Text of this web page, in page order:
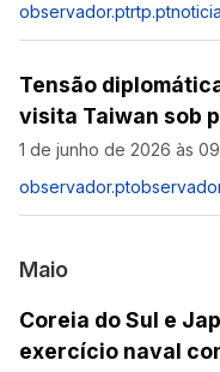
observador.ptrtp.pt
Tensão
visita Taiwan sob
1 de junho de 2026 às
observador.pt
Maio
Coreia do Sul e
exercício naval